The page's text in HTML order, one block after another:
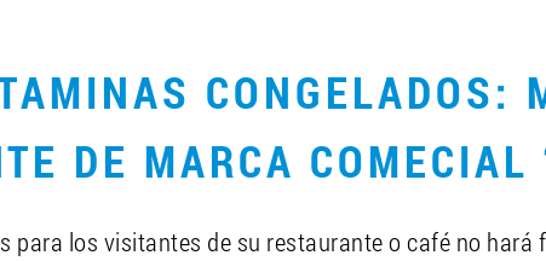
CONGELADOS:
DE MARCA COMECIAL
para los visitantes de su restaurante o café no hará